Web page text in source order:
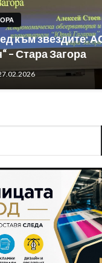
към звездите:
– Стара Загора